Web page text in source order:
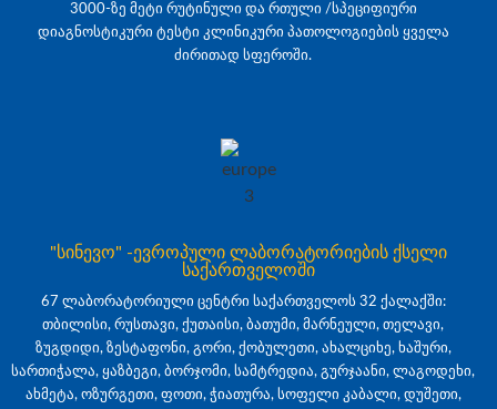
3000-ზე მეტი რუტინული და რთული /სპეციფიური
დიაგნოსტიკური ტესტი კლინიკური პათოლოგიების ყველა
ძირითად სფეროში.
"სინევო" -ევროპული ლაბორატორიების ქსელი
საქართველოში
67 ლაბორატორიული ცენტრი საქართველოს 32 ქალაქში:
თბილისი, რუსთავი, ქუთაისი, ბათუმი, მარნეული, თელავი,
ზუგდიდი, ზესტაფონი, გორი, ქობულეთი, ახალციხე, ხაშური,
სართიჭალა, ყაზბეგი, ბორჯომი, სამტრედია, გურჯაანი, ლაგოდეხი,
ახმეტა, ოზურგეთი, ფოთი, ჭიათურა, სოფელი კაბალი, დუშეთი,